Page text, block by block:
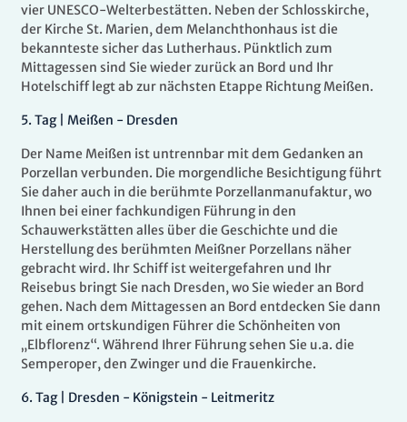
vier UNESCO-Welterbestätten. Neben der Schlosskirche,
der Kirche St. Marien, dem Melanchthonhaus ist die
bekannteste sicher das Lutherhaus. Pünktlich zum
Mittagessen sind Sie wieder zurück an Bord und Ihr
Hotelschiff legt ab zur nächsten Etappe Richtung Meißen.
5. Tag | Meißen - Dresden
Der Name Meißen ist untrennbar mit dem Gedanken an
Porzellan verbunden. Die morgendliche Besichtigung führt
Sie daher auch in die berühmte Porzellanmanufaktur, wo
Ihnen bei einer fachkundigen Führung in den
Schauwerkstätten alles über die Geschichte und die
Herstellung des berühmten Meißner Porzellans näher
gebracht wird. Ihr Schiff ist weitergefahren und Ihr
Reisebus bringt Sie nach Dresden, wo Sie wieder an Bord
gehen. Nach dem Mittagessen an Bord entdecken Sie dann
mit einem ortskundigen Führer die Schönheiten von
„Elbflorenz“. Während Ihrer Führung sehen Sie u.a. die
Semperoper, den Zwinger und die Frauenkirche.
6. Tag | Dresden - Königstein - Leitmeritz